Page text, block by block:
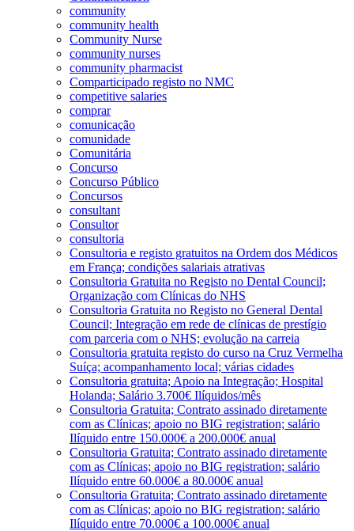
community
community health
Community Nurse
community nurses
community pharmacist
Comparticipado registo no NMC
competitive salaries
comprar
comunicação
comunidade
Comunitária
Concurso
Concurso Público
Concursos
consultant
Consultor
consultoria
Consultoria e registo gratuitos na Ordem dos Médicos
em França; condições salariais atrativas
Consultoria Gratuita no Registo no Dental Council;
Organização com Clínicas do NHS
Consultoria Gratuita no Registo no General Dental
Council; Integração em rede de clínicas de prestígio
com parceria com o NHS; evolução na carreia
Consultoria gratuita registo do curso na Cruz Vermelha
Suíça; acompanhamento local; várias cidades
Consultoria gratuita; Apoio na Integração; Hospital
Holanda; Salário 3.700€ Ilíquidos/mês
Consultoria Gratuita; Contrato assinado diretamente
com as Clínicas; apoio no BIG registration; salário
Ilíquido entre 150.000€ a 200.000€ anual
Consultoria Gratuita; Contrato assinado diretamente
com as Clínicas; apoio no BIG registration; salário
Ilíquido entre 60.000€ a 80.000€ anual
Consultoria Gratuita; Contrato assinado diretamente
com as Clínicas; apoio no BIG registration; salário
Ilíquido entre 70.000€ a 100.000€ anual